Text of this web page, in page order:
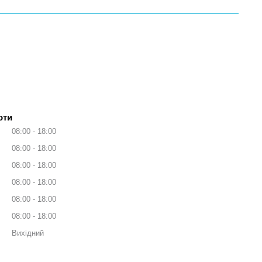
08:00
18:00
08:00
18:00
08:00
18:00
08:00
18:00
08:00
18:00
08:00
18:00
Вихідний